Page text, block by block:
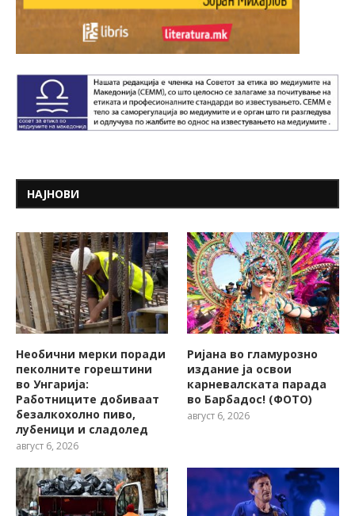
НАЈНОВИ
Необични мерки поради
пеколните горештини
во Унгарија:
Работниците добиваат
безалкохолно пиво,
лубеници и сладолед
август 6, 2026
Ријана во гламурозно
издание ја освои
карневалската парада
во Барбадос! (ФОТО)
август 6, 2026